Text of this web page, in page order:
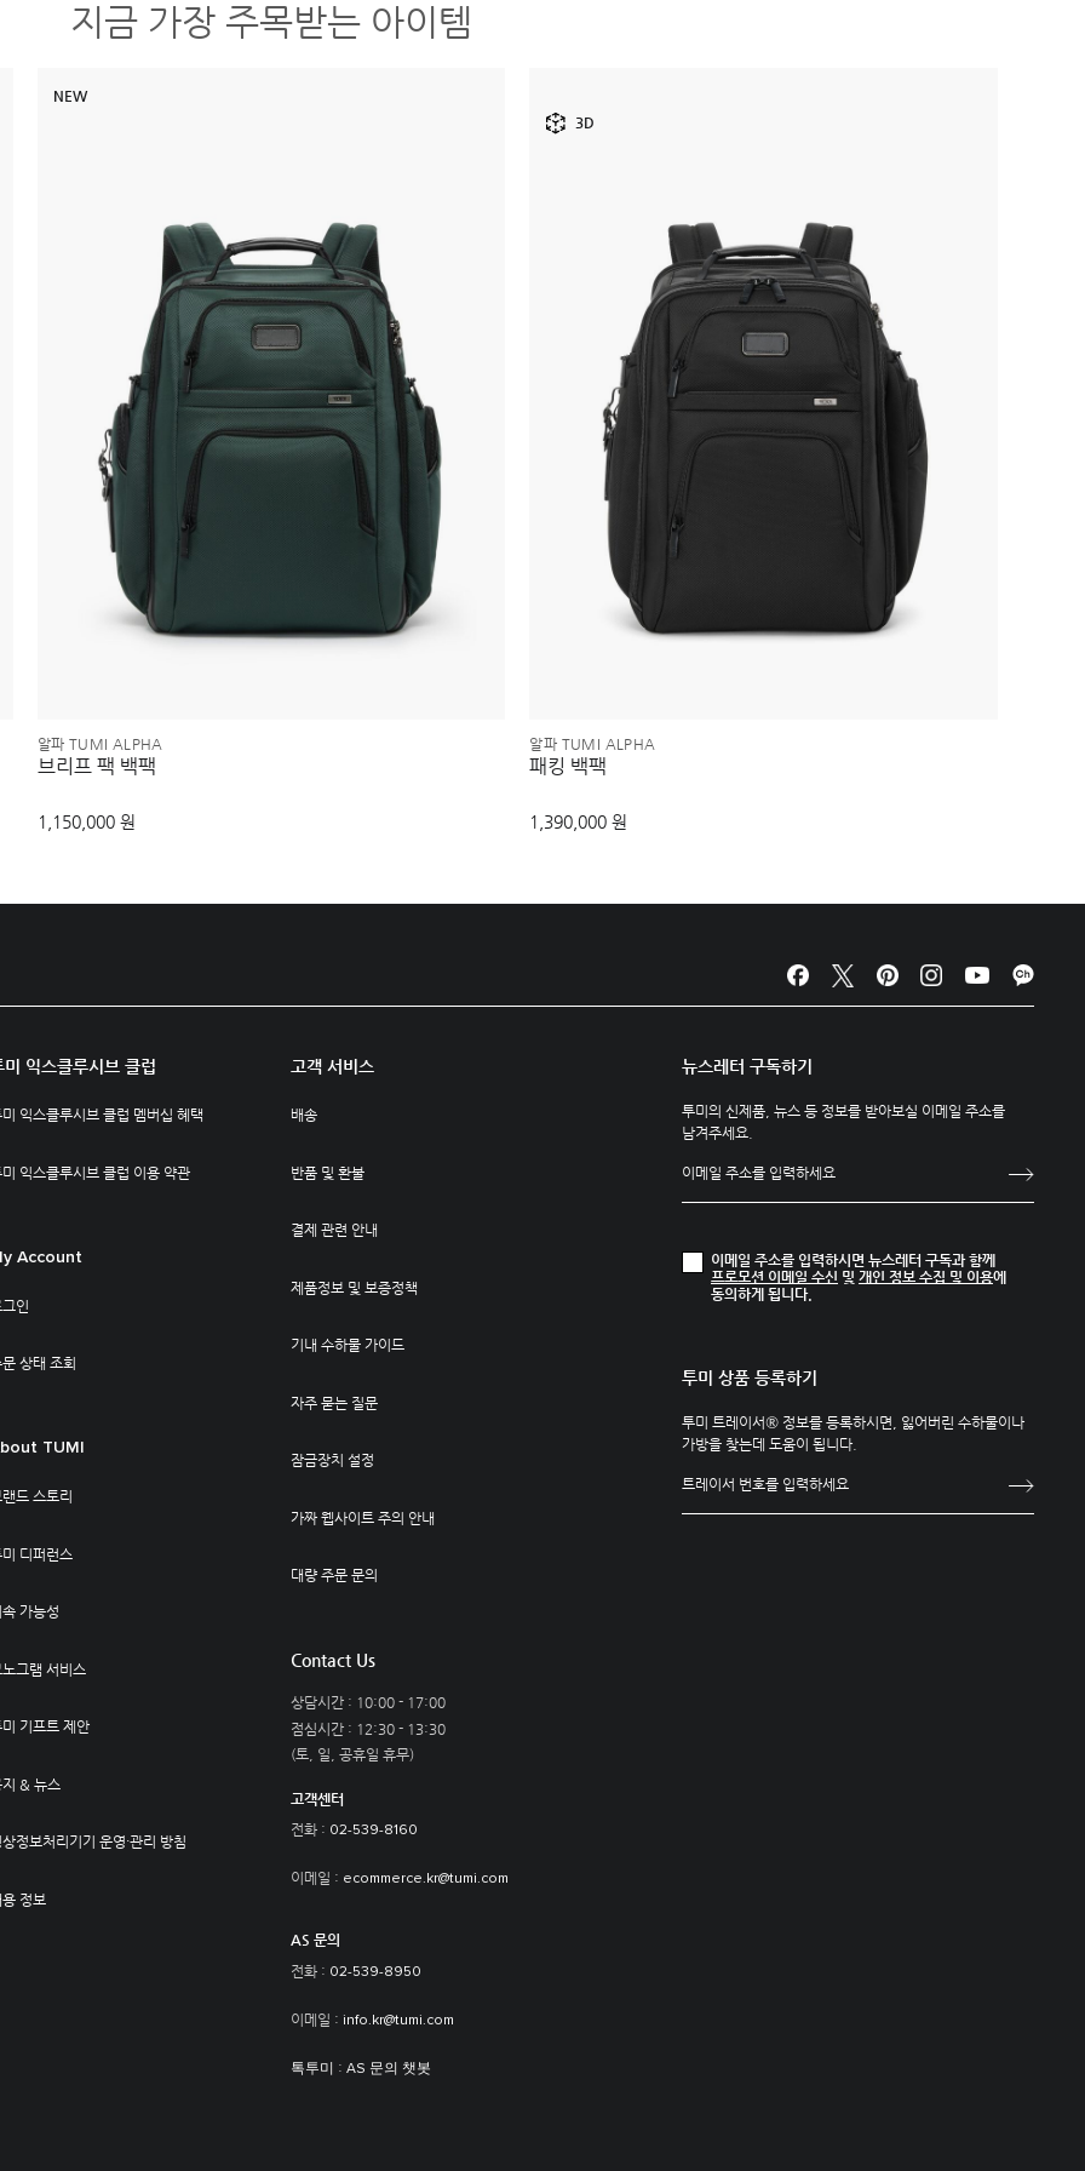
지금 가장 주목받는 아이템
NEW
알파 TUMI ALPHA
브리프 팩 백팩
1,150,000 원
3D
알파 TUMI ALPHA
패킹 백팩
1,390,000 원
미 익스클루시브 클럽
익스클루시브 클럽 멤버십 혜택
익스클루시브 클럽 이용 약관
Account
인
상태 조회
TUMI
드 스토리
디퍼런스
가능성
그램 서비스
기프트 제안
지 & 뉴스
정보처리기기 운영·관리 방침
정보
고객 서비스
배송
반품 및 환불
결제 관련 안내
제품정보 및 보증정책
기내 수하물 가이드
자주 묻는 질문
잠금장치 설정
가짜 웹사이트 주의 안내
대량 주문 문의
Contact Us
상담시간 : 10:00 - 17:00
점심시간 : 12:30 - 13:30
(토, 일, 공휴일 휴무)
고객센터
전화 : 02-539-8160
이메일 : ecommerce.kr@tumi.com
AS 문의
전화 : 02-539-8950
이메일 : info.kr@tumi.com
톡투미 : AS 문의 챗봇
뉴스레터 구독하기
투미의 신제품, 뉴스 등 정보를 받아보실 이메일 주소를
남겨주세요.
이메일 주소를 입력하시면 뉴스레터 구독과 함께
프로모션 이메일 수신 및 개인 정보 수집 및 이용에
동의하게 됩니다.
투미 상품 등록하기
투미 트레이서® 정보를 등록하시면, 잃어버린 수하물이나
가방을 찾는데 도움이 됩니다.